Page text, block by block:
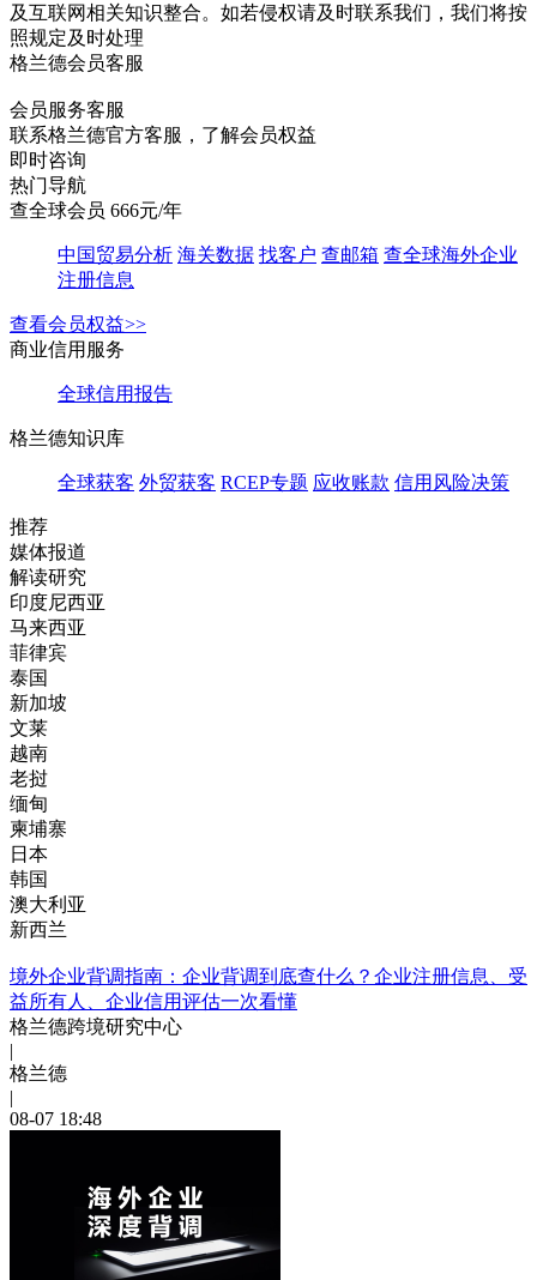
及互联网相关知识整合。如若侵权请及时联系我们，我们将按
照规定及时处理
格兰德会员客服
会员服务客服
联系格兰德官方客服，了解会员权益
即时咨询
热门导航
查全球会员 666元/年
中国贸易分析 海关数据 找客户 查邮箱 查全球海外企业
注册信息
查看会员权益>>
商业信用服务
全球信用报告
格兰德知识库
全球获客 外贸获客 RCEP专题 应收账款 信用风险决策
推荐
媒体报道
解读研究
印度尼西亚
马来西亚
菲律宾
泰国
新加坡
文莱
越南
老挝
缅甸
柬埔寨
日本
韩国
澳大利亚
新西兰
境外企业背调指南：企业背调到底查什么？企业注册信息、受
益所有人、企业信用评估一次看懂
格兰德跨境研究中心
|
格兰德
|
08-07 18:48